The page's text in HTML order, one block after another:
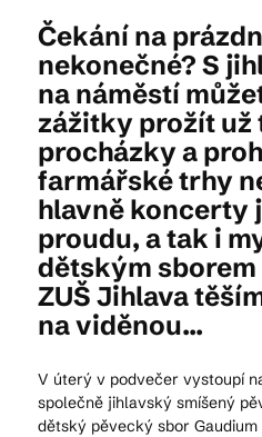
CS EN
© 2026
Čekání na
nekonečné? S
na náměstí
zážitky prožít už
procházky a
farmářské trhy
hlavně koncerty
proudu, a tak i
dětským
ZUŠ Jihlava
na viděnou...
V úterý v podvečer vystoupí
společně jihlavský smíšený
dětský pěvecký sbor